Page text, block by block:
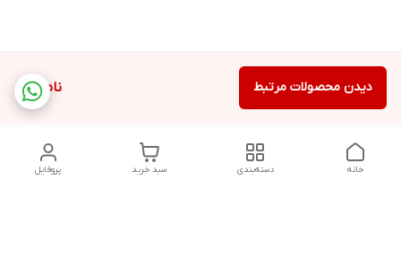
ناموجود دیدن محصولات مرتبط
پروفایل سبد خرید دسته‌بندی خانه